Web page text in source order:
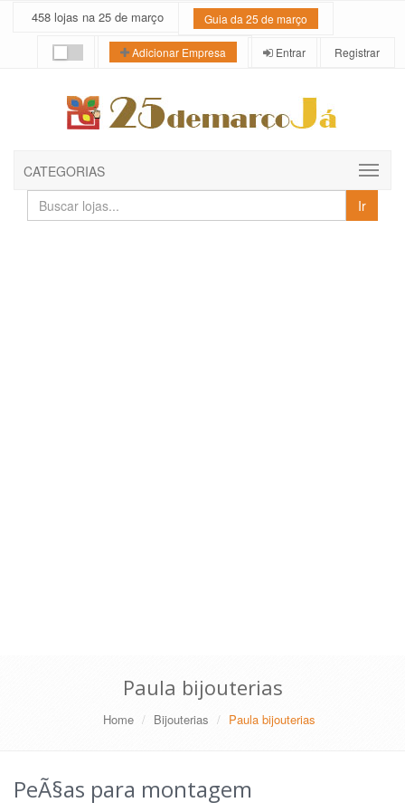
458 lojas na 25 de março Guia da 25 de março
Adicionar Empresa Entrar Registrar
CATEGORIAS
Buscar
lojas
Ir
Paula bijouterias
Home Bijouterias Paula bijouterias
PeÃ§as para montagem